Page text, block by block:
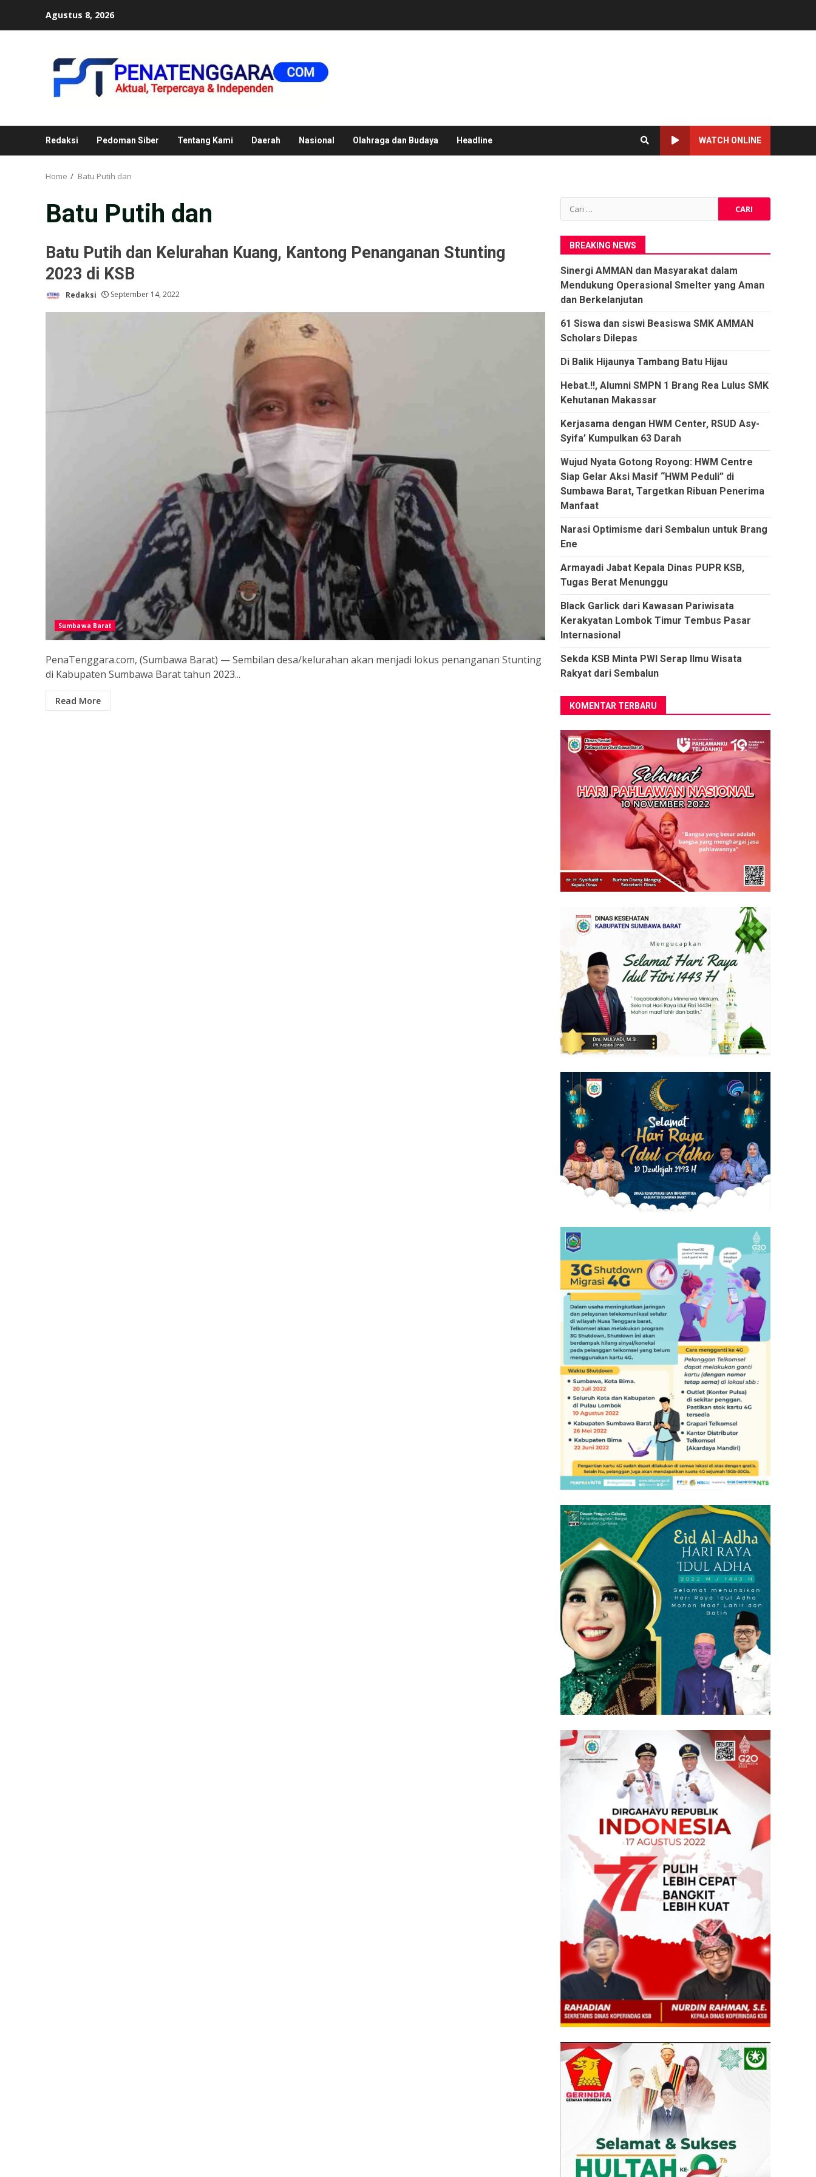
Agustus 8, 2026
Redaksi Pedoman Siber Tentang Kami Daerah Nasional Olahraga dan Budaya Headline WATCH ONLINE
Home Batu Putih dan
Batu Putih dan
Batu Putih dan Kelurahan Kuang, Kantong Penanganan Stunting
2023 di KSB
Redaksi September 14, 2022
Sumbawa Barat
PenaTenggara.com, (Sumbawa Barat) — Sembilan desa/kelurahan akan menjadi lokus penanganan Stunting
di Kabupaten Sumbawa Barat tahun 2023...
Read More
Cari
untuk:
BREAKING NEWS
Sinergi AMMAN dan Masyarakat dalam
Mendukung Operasional Smelter yang Aman
dan Berkelanjutan
61 Siswa dan siswi Beasiswa SMK AMMAN
Scholars Dilepas
Di Balik Hijaunya Tambang Batu Hijau
Hebat.!!, Alumni SMPN 1 Brang Rea Lulus SMK
Kehutanan Makassar
Kerjasama dengan HWM Center, RSUD Asy-
Syifa’ Kumpulkan 63 Darah
Wujud Nyata Gotong Royong: HWM Centre
Siap Gelar Aksi Masif “HWM Peduli” di
Sumbawa Barat, Targetkan Ribuan Penerima
Manfaat
Narasi Optimisme dari Sembalun untuk Brang
Ene
Armayadi Jabat Kepala Dinas PUPR KSB,
Tugas Berat Menunggu
Black Garlick dari Kawasan Pariwisata
Kerakyatan Lombok Timur Tembus Pasar
Internasional
Sekda KSB Minta PWI Serap Ilmu Wisata
Rakyat dari Sembalun
KOMENTAR TERBARU